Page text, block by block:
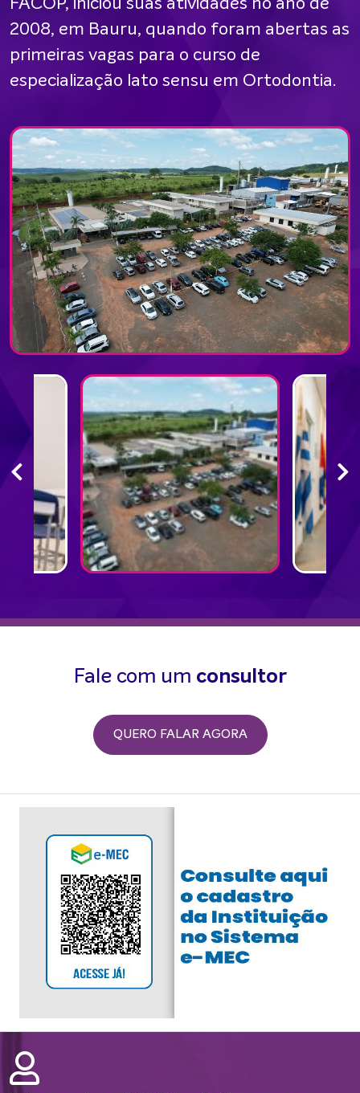
FACOP, iniciou suas atividades no ano de
2008, em Bauru, quando foram abertas as
primeiras vagas para o curso de
especialização lato sensu em Ortodontia.
Fale com um consultor
QUERO FALAR AGORA